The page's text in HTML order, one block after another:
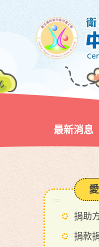
區
塊
最新消息
:::
捐助
捐款